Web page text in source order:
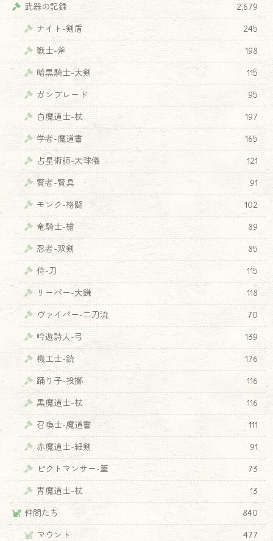
武器の記録
2,679
ナイト-剣盾
245
戦士-斧
198
暗黒騎士-大剣
115
ガンブレード
95
白魔道士-杖
197
学者-魔道書
165
占星術師-天球儀
121
賢者-賢具
91
モンク-格闘
102
竜騎士-槍
89
忍者-双剣
85
侍-刀
115
リーパー-大鎌
118
ヴァイパー-二刀流
70
吟遊詩人-弓
139
機工士-銃
176
踊り子-投擲
116
黒魔道士-杖
116
召喚士-魔道書
111
赤魔道士-細剣
91
ピクトマンサー-筆
73
青魔道士-杖
13
仲間たち
840
マウント
477